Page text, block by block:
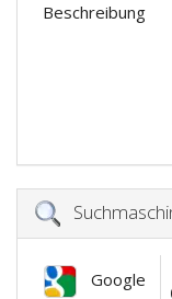
Beschreibung
Google